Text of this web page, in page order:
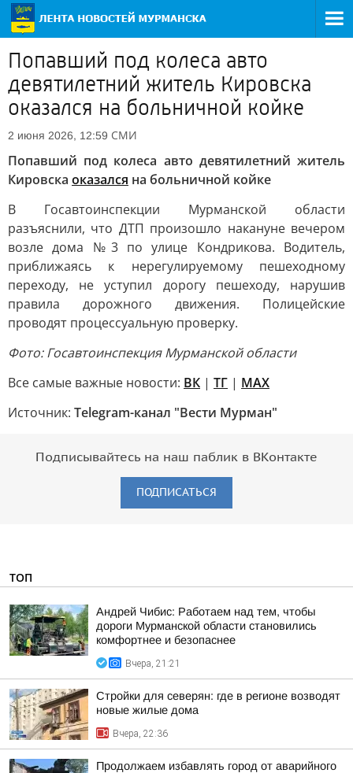
Попавший под колеса авто
девятилетний житель Кировска
оказался на больничной койке
2 июня 2026, 12:59 СМИ
Попавший под колеса авто девятилетний житель
Кировска оказался на больничной койке
В Госавтоинспекции Мурманской области
разъяснили, что ДТП произошло накануне вечером
возле дома №3 по улице Кондрикова. Водитель,
приближаясь к нерегулируемому пешеходному
переходу, не уступил дорогу пешеходу, нарушив
правила дорожного движения. Полицейские
проводят процессуальную проверку.
Фото: Госавтоинспекция Мурманской области
Все самые важные новости: ВК | ТГ | MAX
Источник: Telegram-канал "Вести Мурман"
Подписывайтесь на наш паблик в ВКонтакте
ПОДПИСАТЬСЯ
ТОП
Андрей Чибис: Работаем над тем, чтобы
дороги Мурманской области становились
комфортнее и безопаснее
Вчера, 21:21
Стройки для северян: где в регионе возводят
новые жилые дома
Вчера, 22:36
Продолжаем избавлять город от аварийного